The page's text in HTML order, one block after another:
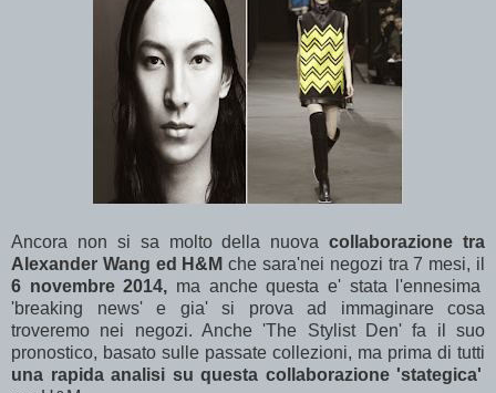
Ancora non si sa molto della nuovacollaborazione tra
Alexander Wang ed H&M che sara'nei negozi tra 7 mesi, il
6 novembre 2014, ma anche questa e' stata l'ennesima
'breaking news' e gia' si prova ad immaginare cosa
troveremo nei negozi. Anche 'The Stylist Den' fa il suo
pronostico, basato sulle passate collezioni, ma prima di tutti
una rapida analisi su questa collaborazione 'stategica'